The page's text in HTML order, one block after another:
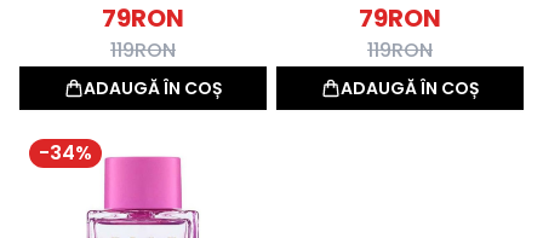
79RON
119RON
ADAUGĂ ÎN COȘ
79RON
119RON
ADAUGĂ ÎN COȘ
-34%